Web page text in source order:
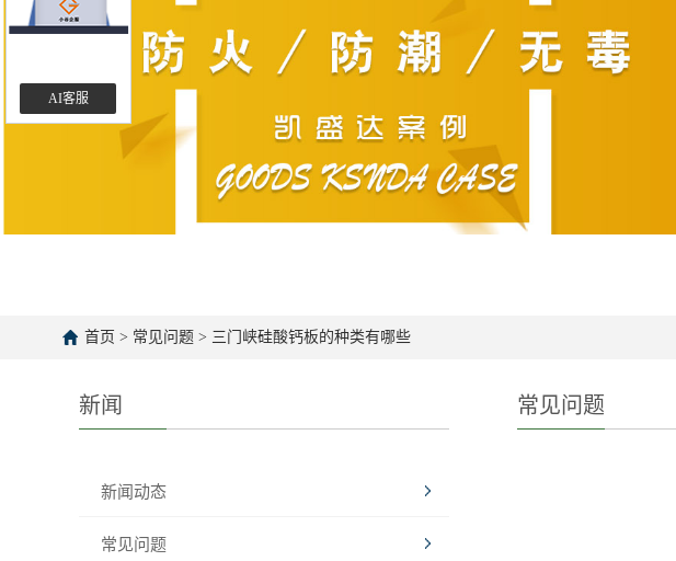
首页 > 常见问题 > 三门峡硅酸钙板的种类有哪些
新闻
新闻动态
常见问题
常见问题
AI客服